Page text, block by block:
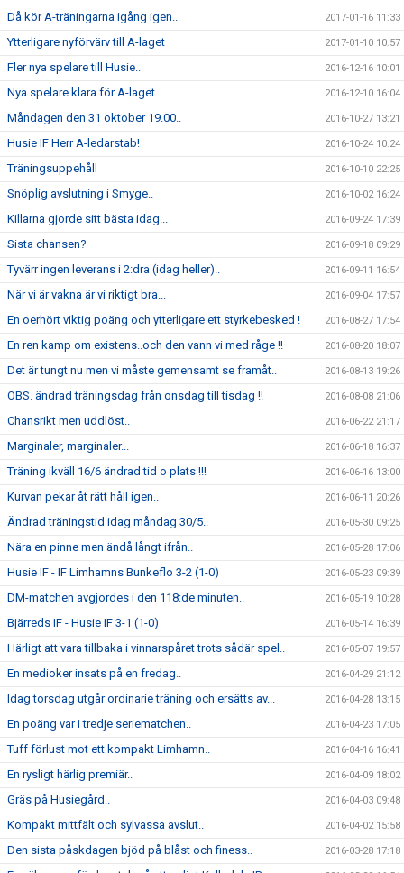
Då kör A-träningarna igång igen.. 2017-01-16 11:33
Ytterligare nyförvärv till A-laget 2017-01-10 10:57
Fler nya spelare till Husie.. 2016-12-16 10:01
Nya spelare klara för A-laget 2016-12-10 16:04
Måndagen den 31 oktober 19.00.. 2016-10-27 13:21
Husie IF Herr A-ledarstab! 2016-10-24 10:24
Träningsuppehåll 2016-10-10 22:25
Snöplig avslutning i Smyge.. 2016-10-02 16:24
Killarna gjorde sitt bästa idag... 2016-09-24 17:39
Sista chansen? 2016-09-18 09:29
Tyvärr ingen leverans i 2:dra (idag heller).. 2016-09-11 16:54
När vi är vakna är vi riktigt bra... 2016-09-04 17:57
En oerhört viktig poäng och ytterligare ett styrkebesked ! 2016-08-27 17:54
En ren kamp om existens..och den vann vi med råge !! 2016-08-20 18:07
Det är tungt nu men vi måste gemensamt se framåt.. 2016-08-13 19:26
OBS. ändrad träningsdag från onsdag till tisdag !! 2016-08-08 21:06
Chansrikt men uddlöst.. 2016-06-22 21:17
Marginaler, marginaler... 2016-06-18 16:37
Träning ikväll 16/6 ändrad tid o plats !!! 2016-06-16 13:00
Kurvan pekar åt rätt håll igen.. 2016-06-11 20:26
Ändrad träningstid idag måndag 30/5.. 2016-05-30 09:25
Nära en pinne men ändå långt ifrån.. 2016-05-28 17:06
Husie IF - IF Limhamns Bunkeflo 3-2 (1-0) 2016-05-23 09:39
DM-matchen avgjordes i den 118:de minuten.. 2016-05-19 10:28
Bjärreds IF - Husie IF 3-1 (1-0) 2016-05-14 16:39
Härligt att vara tillbaka i vinnarspåret trots sådär spel.. 2016-05-07 19:57
En medioker insats på en fredag.. 2016-04-29 21:12
Idag torsdag utgår ordinarie träning och ersätts av... 2016-04-28 13:15
En poäng var i tredje seriematchen.. 2016-04-23 17:05
Tuff förlust mot ett kompakt Limhamn.. 2016-04-16 16:41
En rysligt härlig premiär.. 2016-04-09 18:02
Gräs på Husiegård.. 2016-04-03 09:48
Kompakt mittfält och sylvassa avslut.. 2016-04-02 15:58
Den sista påskdagen bjöd på blåst och finess.. 2016-03-28 17:18